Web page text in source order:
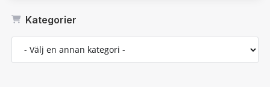
Kategorier